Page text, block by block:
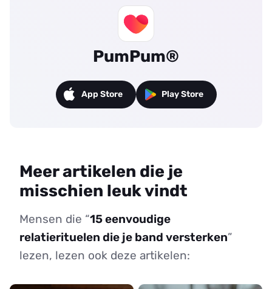
PumPum®
App Store Play Store
Meer artikelen die je
misschien leuk vindt
Mensen die “15 eenvoudige
relatierituelen die je band versterken”
lezen, lezen ook deze artikelen: